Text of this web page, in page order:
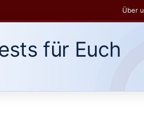
Über
für Euch